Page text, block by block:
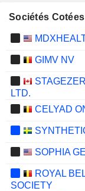
Sociétés
GIMV NV
LTD.
CELYAD
SOPHIA
ROYAL
SOCIETY